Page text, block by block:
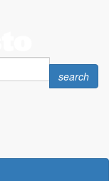
Search
search